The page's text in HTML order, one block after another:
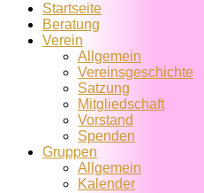
Startseite
Beratung
Verein
Allgemein
Vereins­geschichte
Satzung
Mitglied­schaft
Vorstand
Spenden
Gruppen
Allgemein
Kalender